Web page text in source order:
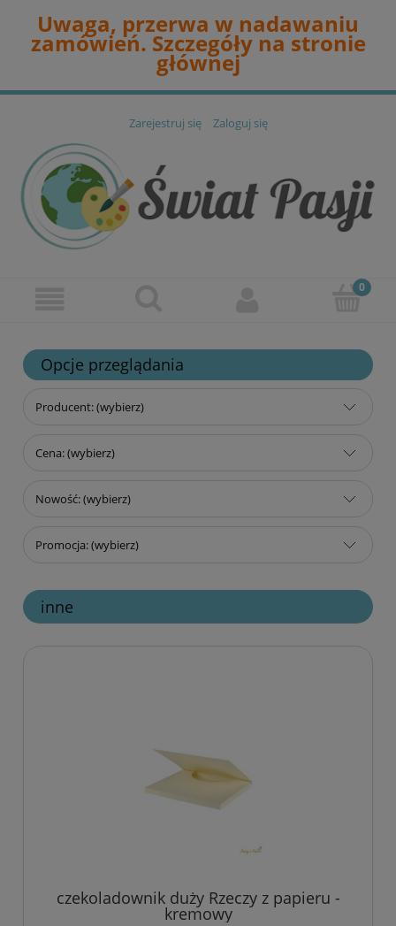
Uwaga, przerwa w nadawaniu
zamówień. Szczegóły na stronie
głównej
Zarejestruj się Zaloguj się
Opcje przeglądania
Producent: (wybierz)
Cena: (wybierz)
Nowość: (wybierz)
Promocja: (wybierz)
inne
czekoladownik duży Rzeczy z papieru -
kremowy